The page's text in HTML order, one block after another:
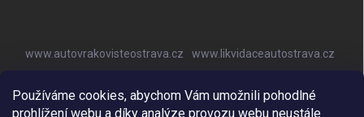
Používáme cookies, abychom Vám umožnili pohodlné
prohlížení webu a díky analýze provozu webu neustále
www.autovrakovisteostrava.cz
www.likvidaceautostrava.cz